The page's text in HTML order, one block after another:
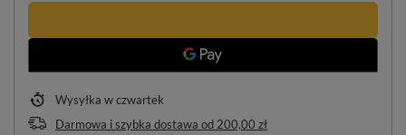
Wysyłka w czwartek
Darmowa i szybka dostawa od 200,00 zł